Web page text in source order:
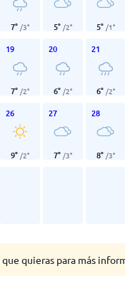
7° /3° 5° /2° 5° /1°
19
7° /2°
20
6° /2°
21
6° /2°
26
9° /2°
27
7° /3°
28
8° /3°
quieras para más